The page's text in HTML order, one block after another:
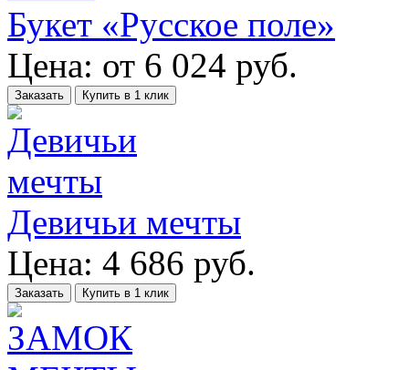
Букет «Русское поле»
Цена: от 6 024 руб.
Заказать Купить в 1 клик
Девичьи мечты
Цена: 4 686 руб.
Заказать Купить в 1 клик